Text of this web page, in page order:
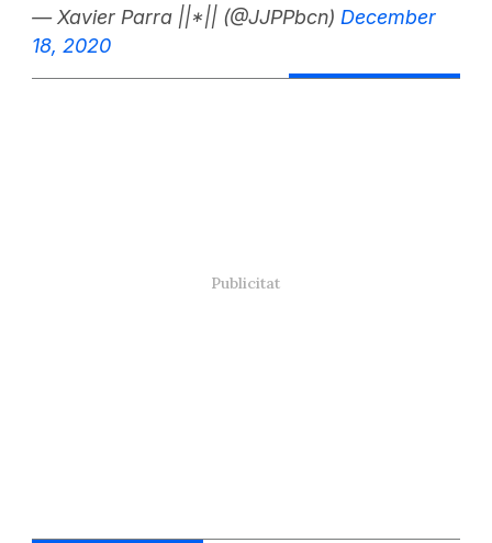
— Xavier Parra ||*|| (@JJPPbcn) December
18, 2020